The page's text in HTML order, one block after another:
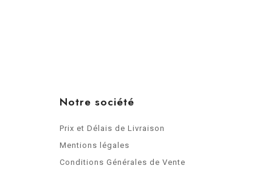
Notre société
Prix et Délais de Livraison
Mentions légales
Conditions Générales de Vente